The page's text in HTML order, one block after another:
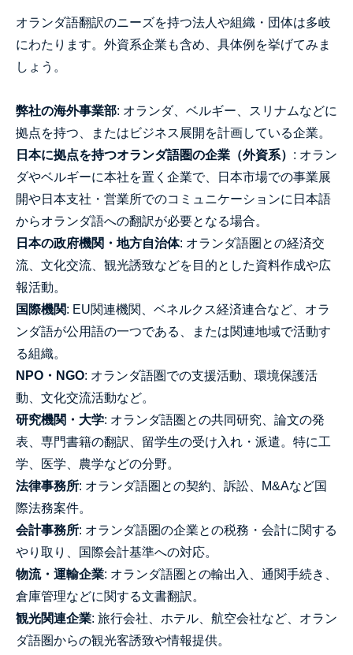
オランダ語翻訳のニーズを持つ法人や組織・団体は多岐
にわたります。外資系企業も含め、具体例を挙げてみま
しょう。
弊社の海外事業部: オランダ、ベルギー、スリナムなどに
拠点を持つ、またはビジネス展開を計画している企業。
日本に拠点を持つオランダ語圏の企業（外資系） : オラン
ダやベルギーに本社を置く企業で、日本市場での事業展
開や日本支社・営業所でのコミュニケーションに日本語
からオランダ語への翻訳が必要となる場合。
日本の政府機関・地方自治体: オランダ語圏との経済交
流、文化交流、観光誘致などを目的とした資料作成や広
報活動。
国際機関: EU関連機関、ベネルクス経済連合など、オラ
ンダ語が公用語の一つである、または関連地域で活動す
る組織。
NPO・NGO: オランダ語圏での支援活動、環境保護活
動、文化交流活動など。
研究機関・大学: オランダ語圏との共同研究、論文の発
表、専門書籍の翻訳、留学生の受け入れ・派遣。特に工
学、医学、農学などの分野。
法律事務所: オランダ語圏との契約、訴訟、M&Aなど国
際法務案件。
会計事務所: オランダ語圏の企業との税務・会計に関する
やり取り、国際会計基準への対応。
物流・運輸企業: オランダ語圏との輸出入、通関手続き、
倉庫管理などに関する文書翻訳。
観光関連企業: 旅行会社、ホテル、航空会社など、オラン
ダ語圏からの観光客誘致や情報提供。